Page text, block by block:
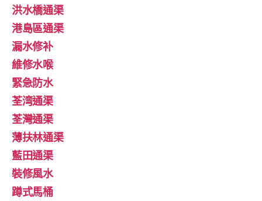
洪水橋通渠
港島區通渠
漏水修补
維修水喉
緊急防水
荃湾通渠
荃灣通渠
薄扶林通渠
藍田通渠
裝修風水
蹲式馬桶